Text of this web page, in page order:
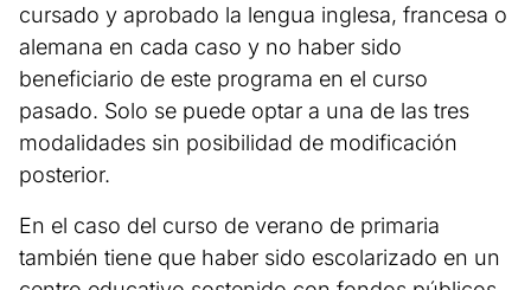
cursado y aprobado la lengua inglesa, francesa o
alemana en cada caso y no haber sido
beneficiario de este programa en el curso
pasado. Solo se puede optar a una de las tres
modalidades sin posibilidad de modificación
posterior.
En el caso del curso de verano de primaria
también tiene que haber sido escolarizado en un